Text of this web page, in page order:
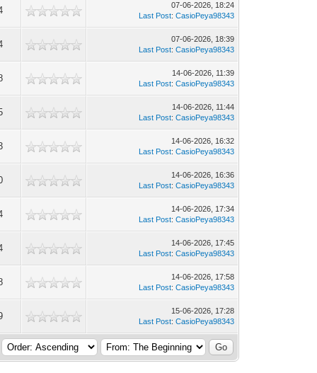
07-06-2026, 18:24
Last Post:CasioPeya98343
07-06-2026, 18:39
Last Post:CasioPeya98343
14-06-2026, 11:39
Last Post:CasioPeya98343
14-06-2026, 11:44
Last Post:CasioPeya98343
14-06-2026, 16:32
Last Post:CasioPeya98343
14-06-2026, 16:36
Last Post:CasioPeya98343
14-06-2026, 17:34
Last Post:CasioPeya98343
14-06-2026, 17:45
Last Post:CasioPeya98343
14-06-2026, 17:58
Last Post:CasioPeya98343
15-06-2026, 17:28
Last Post:CasioPeya98343